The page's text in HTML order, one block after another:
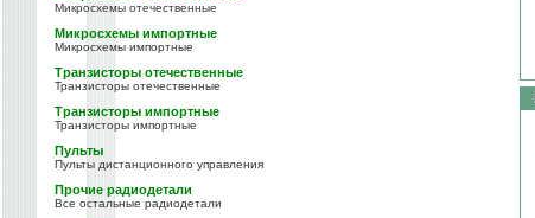
Микросхемы отечественные
Микросхемы импортные
Микросхемы импортные
Транзисторы отечественные
Транзисторы отечественные
Транзисторы импортные
Транзисторы импортные
Пульты
Пульты дистанционного управления
Прочие радиодетали
Все остальные радиодетали